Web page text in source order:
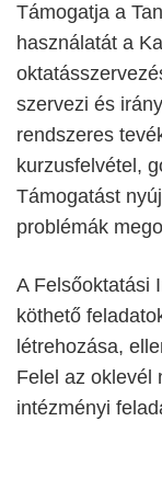
Támogatja a
használatát a
szervezi és
rendszeres
kurzusfelvétel,
Támogatást
problémák
A Felsőoktatási
köthető
létrehozása,
Felel az oklevél
intézményi